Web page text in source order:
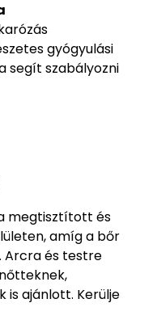
gyógyulási
segít szabályozni
megtisztított és
amíg a bőr
Arcra és testre
is ajánlott. Kerülje